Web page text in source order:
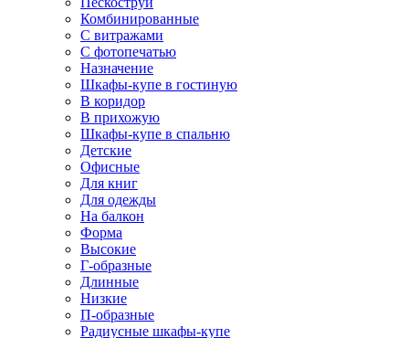
Комбинированные
С витражами
С фотопечатью
Назначение
Шкафы-купе в гостиную
В коридор
В прихожую
Шкафы-купе в спальню
Детские
Офисные
Для книг
Для одежды
На балкон
Форма
Высокие
Г-образные
Длинные
Низкие
П-образные
Радиусные шкафы-купе